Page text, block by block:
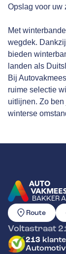
Opslag voor uw
Met
wegdek.
bieden
landen als
Bij
ruime selectie
uitlijnen. Zo
winterse
BAKKER
GA NAAR DE
Route
Voltastraat
213